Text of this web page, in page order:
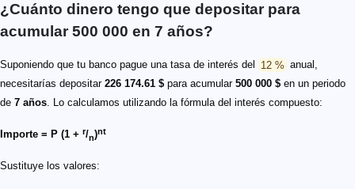
¿Cuánto dinero tengo que depositar para
acumular 500 000 en 7 años?
Suponiendo que tu banco pague una tasa de interés del 12 % anual,
necesitarías depositar 226 174.61 $ para acumular 500 000 $ en un periodo
de 7 años. Lo calculamos utilizando la fórmula del interés compuesto:
Importe = P (1 + r/n)nt
Sustituye los valores: